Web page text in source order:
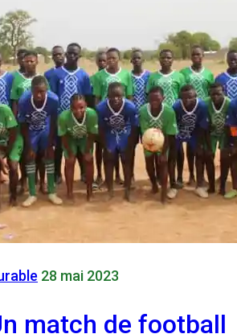
28 mai 2023
match de football